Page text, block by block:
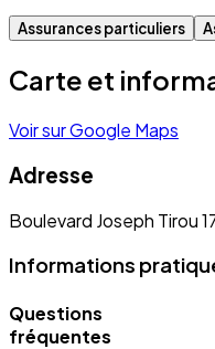
Assurances particuliers
Carte et
Voir sur Google Maps
Adresse
Boulevard Joseph Tirou
Informations
Questions
fréquentes